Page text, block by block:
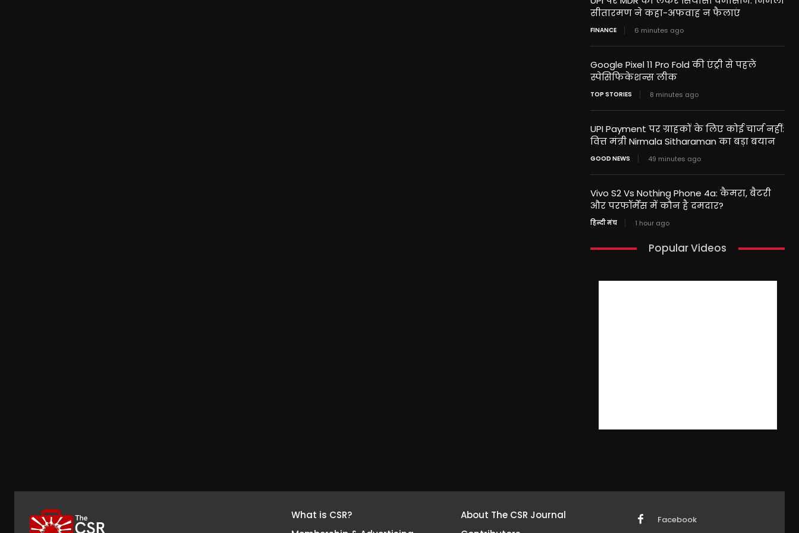
सीतारमण ने कहा-अफवाह न फैलाएं
FINANCE 6 minutes ago
Google Pixel 11 Pro Fold की एंट्री से पहले
स्पेसिफिकेशन्स लीक
TOP STORIES 8 minutes ago
UPI Payment पर ग्राहकों के लिए कोई चार्ज नहीं:
वित्त मंत्री Nirmala Sitharaman का बड़ा बयान
GOOD NEWS 49 minutes ago
Vivo S2 Vs Nothing Phone 4a: कैमरा, बैटरी
और परफॉर्मेंस में कौन है दमदार?
हिन्दी मंच 1 hour ago
Popular Videos
What is CSR?
About The CSR Journal
Facebook